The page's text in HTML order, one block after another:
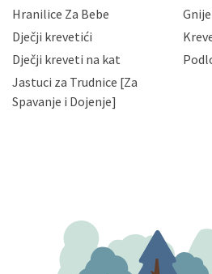
slučajevima koji su dozvoljeni
da možete u svako doba, u
zatražiti prestanak aktivnosti
podataka. Opoziv privole
gore navedenu adresu ili e-
Hranilice Za Bebe
Dječji krevetići
Dječji kreveti na kat
Jastuci za Trudnice [Za
Spavanje i Dojenje]